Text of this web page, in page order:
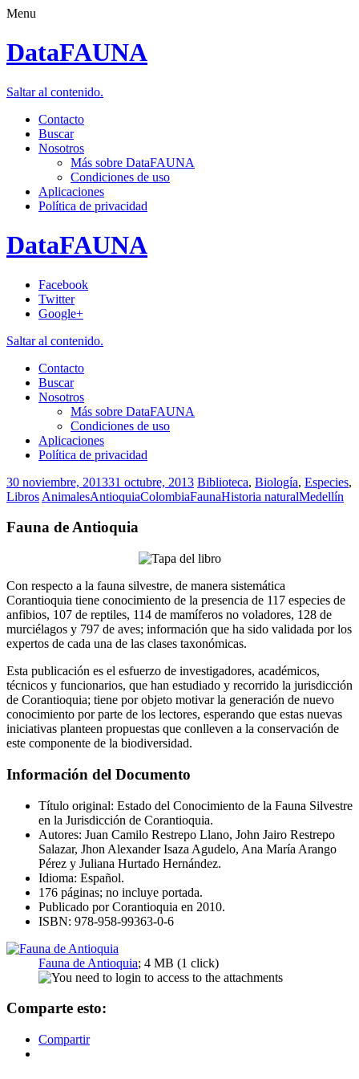
Menu
DataFAUNA
Saltar al contenido.
Contacto
Buscar
Nosotros
Más sobre DataFAUNA
Condiciones de uso
Aplicaciones
Política de privacidad
DataFAUNA
Facebook
Twitter
Google+
Saltar al contenido.
Contacto
Buscar
Nosotros
Más sobre DataFAUNA
Condiciones de uso
Aplicaciones
Política de privacidad
30 noviembre, 201331 octubre, 2013 Biblioteca, Biología, Especies,
Libros AnimalesAntioquiaColombiaFaunaHistoria naturalMedellín
Fauna de Antioquia
Con respecto a la fauna silvestre, de manera sistemática
Corantioquia tiene conocimiento de la presencia de 117 especies de
anfibios, 107 de reptiles, 114 de mamíferos no voladores, 128 de
murciélagos y 797 de aves; información que ha sido validada por los
expertos de cada una de las clases taxonómicas.
Esta publicación es el esfuerzo de investigadores, académicos,
técnicos y funcionarios, que han estudiado y recorrido la jurisdicción
de Corantioquia; tiene por objeto motivar la generación de nuevo
conocimiento por parte de los lectores, esperando que estas nuevas
iniciativas planteen propuestas que conlleven a la conservación de
este componente de la biodiversidad.
Información del Documento
Título original: Estado del Conocimiento de la Fauna Silvestre
en la Jurisdicción de Corantioquia.
Autores: Juan Camilo Restrepo Llano, John Jairo Restrepo
Salazar, Jhon Alexander Isaza Agudelo, Ana María Arango
Pérez y Juliana Hurtado Hernández.
Idioma: Español.
176 páginas; no incluye portada.
Publicado por Corantioquia en 2010.
ISBN: 978-958-99363-0-6
Fauna de Antioquia; 4 MB (1 click)
Comparte esto:
Compartir